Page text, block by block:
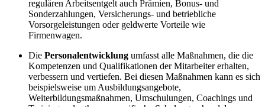
regulären Arbeitsentgelt auch Prämien, Bonus- und
Sonderzahlungen, Versicherungs- und betriebliche
Vorsorgeleistungen oder geldwerte Vorteile wie
Firmenwagen.
Die Personalentwicklung umfasst alle Maßnahmen, die die
Kompetenzen und Qualifikationen der Mitarbeiter erhalten,
verbessern und vertiefen. Bei diesen Maßnahmen kann es sich
beispielsweise um Ausbildungsangebote,
Weiterbildungsmaßnahmen, Umschulungen, Coachings und